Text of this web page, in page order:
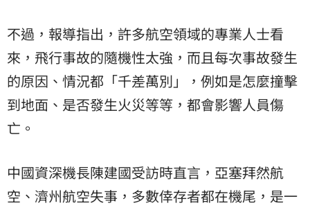
不過，報導指出，許多航空領域的專業人士看
來，飛行事故的隨機性太強，而且每次事故發生
的原因、情況都「千差萬別」，例如是怎麼撞擊
到地面、是否發生火災等等，都會影響人員傷
亡。
中國資深機長陳建國受訪時直言，亞塞拜然航
空、濟州航空失事，多數倖存者都在機尾，是一